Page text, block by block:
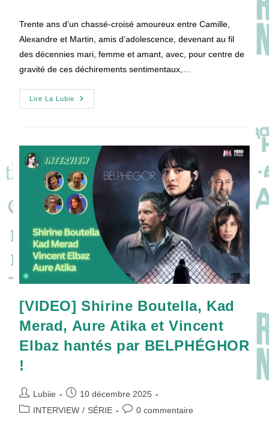
Trente ans d’un chassé-croisé amoureux entre Camille,
Alexandre et Martin, amis d’adolescence, devenant au fil
des décennies mari, femme et amant, avec, pour centre de
gravité de ces déchirements sentimentaux,…
Lire La Lubie
LES
SAISONS
Saisons
!
[VIDEO] Shirine Boutella, Kad
Merad, Aure Atika et Vincent
Elbaz hantés par BELPHÉGHOR
!
Auteur/autrice
de
Lubiie
Publication
publiée :
10 décembre 2025
PostINTERVIEW / SÉRIE
Commentaires
0 commentaire